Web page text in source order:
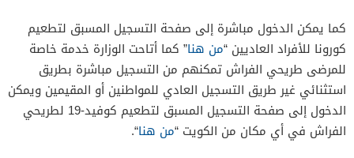
كما يمكن الدخول مباشرة إلى صفحة التسجيل المسبق لتطعيم
كورونا للأفراد العاديين “من هنا” كما أتاحت الوزارة خدمة خاصة
للمرضى طريحي الفراش تمكنهم من التسجيل مباشرة بطريق
استثنائي غير طريق التسجيل العادي للمواطنين أو المقيمين ويمكن
الدخول إلى صفحة التسجيل المسبق لتطعيم كوفيد-19 لطريحي
الفراش في أي مكان من الكويت “من هنا“.